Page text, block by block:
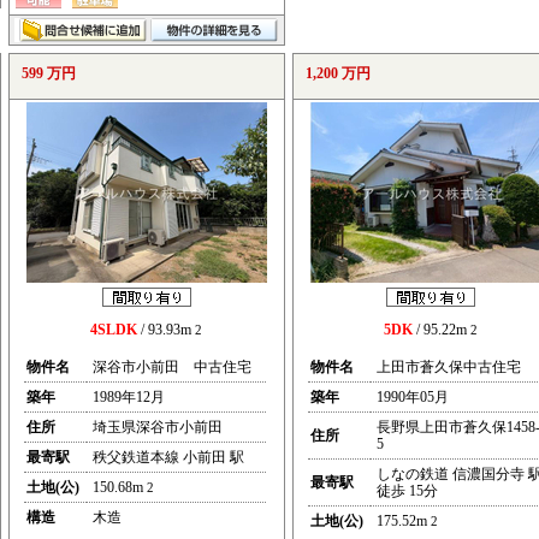
599 万円
4SLDK/ 93.93m 2
物件名
深谷市小前田 中古住宅
築年
1989年12月
住所
埼玉県深谷市小前田
最寄駅
秩父鉄道本線 小前田 駅
土地(公)
150.68m 2
構造 木造
1,200 万円
5DK/ 95.22m 2
物件名
上田市蒼久保中古住宅
築年
1990年05月
住所
長野県上田市蒼久保1458-
5
最寄駅
しなの鉄道 信濃国分寺
徒歩 15分
土地(公)
175.52m 2